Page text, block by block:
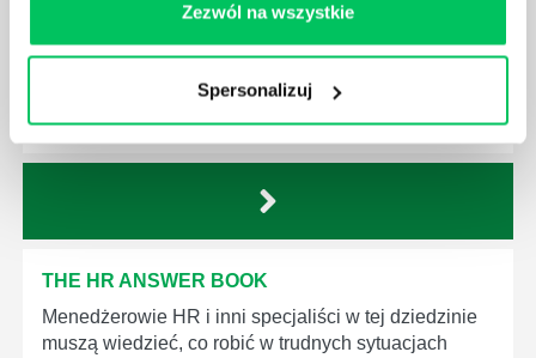
Zezwól na wszystkie
Spersonalizuj
miliardy dolarów? Książka „Love’em or Lose’em”
opowiada historię Johna, inżyniera osiągającego
technologicznego i starał się otrzymać 15%
podwyżki. Kiedy prośba...
THE HR ANSWER BOOK
Menedżerowie HR i inni specjaliści w tej dziedzinie
muszą wiedzieć, co robić w trudnych sytuacjach